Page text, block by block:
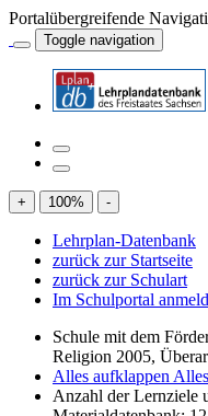
Portalübergreifende
Toggle navigation
+ 100% -
Lehrplan-Datenbank
zurück zur Startseite
zurück zur Schulart
Im Schulportal
Schule mit dem
Religion 2005,
Alles aufklappen
Anzahl der Lernziele